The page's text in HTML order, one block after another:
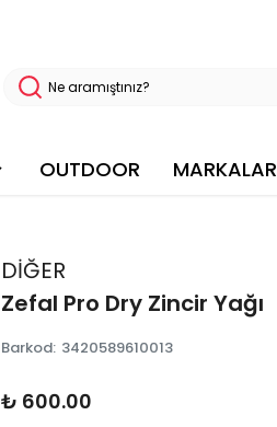
OUTDOOR MARKALAR
DİĞER
Zefal Pro Dry Zincir Yağı
Barkod: 3420589610013
₺ 600.00